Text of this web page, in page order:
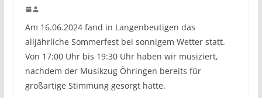
Am 16.06.2024 fand in Langenbeutigen das
alljährliche Sommerfest bei sonnigem Wetter statt.
Von 17:00 Uhr bis 19:30 Uhr haben wir musiziert,
nachdem der Musikzug Öhringen bereits für
großartige Stimmung gesorgt hatte.